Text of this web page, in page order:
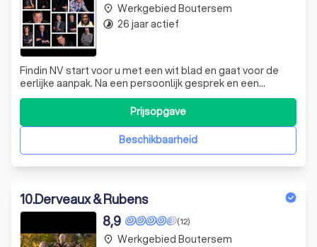
Findin NV start voor u met een wit blad en gaat voor de
eerlijke aanpak. Na een persoonlijk gesprek en een
grondige analyse krijgt u een verzekeringsoplossing die
rekening houdt met uw individuele situatie. Maar vooral,
die u kwalitatief indekt tegen alle mogelijke risico’s.
Beschikbaarheid
Prijsopgave
place Werkgebied Boutersem
timelapse 26 jaar actief
10.Derveaux & Rubens
(12)
8,9
place Werkgebied Boutersem